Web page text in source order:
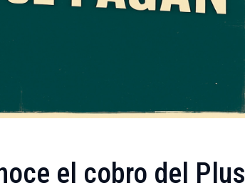
el cobro del Plus